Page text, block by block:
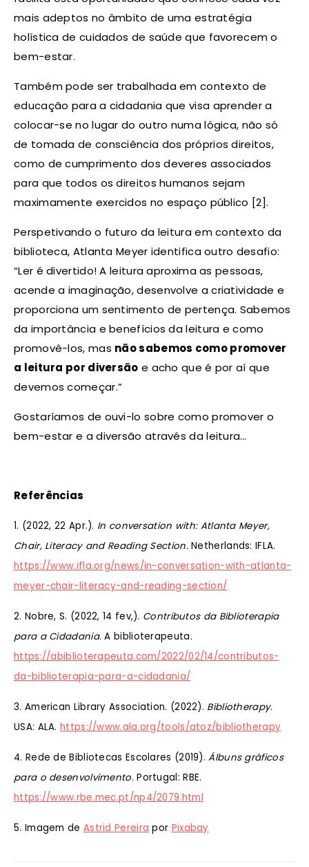
mais adeptos no âmbito de uma estratégia
holística de cuidados de saúde que favorecem o
bem-estar.
Também pode ser trabalhada em contexto de
educação para a cidadania que visa aprender a
colocar-se no lugar do outro numa lógica, não só
de tomada de consciência dos próprios direitos,
como de cumprimento dos deveres associados
para que todos os direitos humanos sejam
maximamente exercidos no espaço público [2].
Perspetivando o futuro da leitura em contexto da
biblioteca, Atlanta Meyer identifica outro desafio:
“Ler é divertido! A leitura aproxima as pessoas,
acende a imaginação, desenvolve a criatividade e
proporciona um sentimento de pertença. Sabemos
da importância e benefícios da leitura e como
promovê-los, mas não sabemos como promover
a leitura por diversão e acho que é por aí que
devemos começar.”
Gostaríamos de ouvi-lo sobre como promover o
bem-estar e a diversão através da leitura…
Referências
1. (2022, 22 Apr.). In conversation with: Atlanta Meyer,
Chair, Literacy and Reading Section.Netherlands: IFLA.
https://www.ifla.org/news/in-conversation-with-atlanta-
meyer-chair-literacy-and-reading-section/
2. Nobre, S. (2022, 14 fev,). Contributos da Biblioterapia
para a Cidadania. A biblioterapeuta.
https://abiblioterapeuta.com/2022/02/14/contributos-
da-biblioterapia-para-a-cidadania/
3. American Library Association. (2022). Bibliotherapy.
USA: ALA. https://www.ala.org/tools/atoz/bibliotherapy
4. Rede de Bibliotecas Escolares (2019).Álbuns gráficos
para o desenvolvimento. Portugal: RBE.
https://www.rbe.mec.pt/np4/2079.html
5. Imagem de Astrid Pereira por Pixabay